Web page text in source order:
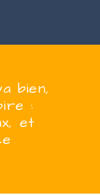
bien,
:
et
e